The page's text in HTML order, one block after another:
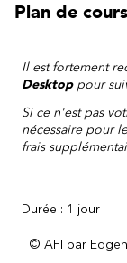
Plan de cours
Il est fortement
Desktoppour
Si ce n'est pas
nécessaire pour
frais
Durée : 1 jour
© AFI par